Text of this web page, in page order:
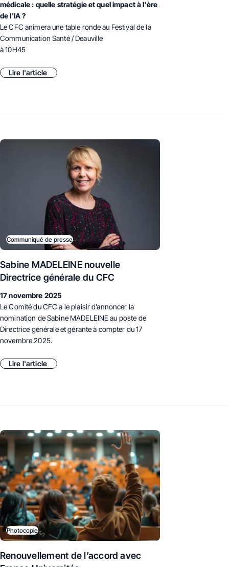
médicale : quelle stratégie et quel impact à l'ère
de l'IA ?
Le CFC animera une table ronde au Festival de la
Communication Santé / Deauville
à 10H45
Lire l'article
Communiqué de presse
Sabine MADELEINE nouvelle
Directrice générale du CFC
17 novembre 2025
Le Comité du CFC a le plaisir d’annoncer la
nomination de Sabine MADELEINE au poste de
Directrice générale et gérante à compter du 17
novembre 2025.
Lire l'article
Photocopie
Renouvellement de l’accord avec